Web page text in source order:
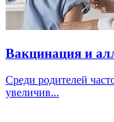
Вакцинация и
Среди родителей
увеличив...